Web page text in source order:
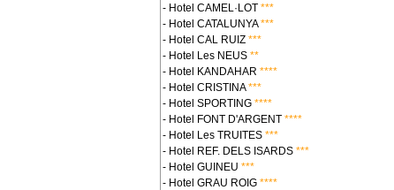
- Hotel CAMEL·LOT ***
- Hotel CATALUNYA***
- Hotel CAL RUIZ ***
- Hotel Les NEUS **
- Hotel KANDAHAR ****
- Hotel CRISTINA***
- Hotel SPORTING ****
- Hotel FONT D'ARGENT ****
- Hotel Les TRUITES ***
- Hotel REF. DELS ISARDS ***
- Hotel GUINEU ***
- Hotel GRAU ROIG ****